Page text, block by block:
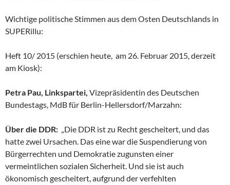
Wichtige politische Stimmen aus dem Osten Deutschlands in
SUPERillu:
Heft 10/ 2015 (erschien heute, am 26. Februar 2015, derzeit
am Kiosk):
Petra Pau, Linkspartei, Vizepräsidentin des Deutschen
Bundestags, MdB für Berlin-Hellersdorf/Marzahn:
Über die DDR: „Die DDR ist zu Recht gescheitert, und das
hatte zwei Ursachen. Das eine war die Suspendierung von
Bürgerrechten und Demokratie zugunsten einer
vermeintlichen sozialen Sicherheit. Und sie ist auch
ökonomisch gescheitert, aufgrund der verfehlten